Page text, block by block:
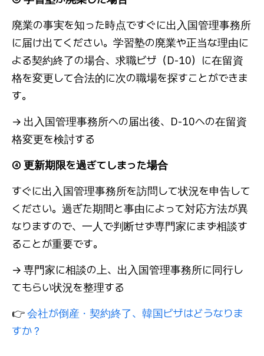
廃業の事実を知った時点ですぐに出入国管理事務所
に届け出てください。学習塾の廃業や正当な理由に
よる契約終了の場合、求職ビザ（D-10）に在留資
格を変更して合法的に次の職場を探すことができま
す。
→ 出入国管理事務所への届出後、D-10への在留資
格変更を検討する
④ 更新期限を過ぎてしまった場合
すぐに出入国管理事務所を訪問して状況を申告して
ください。過ぎた期間と事由によって対応方法が異
なりますので、一人で判断せず専門家にまず相談す
ることが重要です。
→ 専門家に相談の上、出入国管理事務所に同行し
てもらい状況を整理する
👉会社が倒産・契約終了、韓国ビザはどうなりま
すか？